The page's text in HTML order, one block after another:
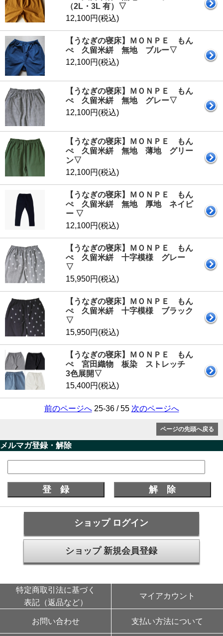
（2L・3L 有）▽
12,100円(税込)
【うなぎの寝床】ＭＯＮＰＥ もん
ぺ 久留米絣 無地 ブルー▽
12,100円(税込)
【うなぎの寝床】ＭＯＮＰＥ もん
ぺ 久留米絣 無地 グレー▽
12,100円(税込)
【うなぎの寝床】ＭＯＮＰＥ もん
ぺ 久留米絣 無地 薄地 グリー
ン▽
12,100円(税込)
【うなぎの寝床】ＭＯＮＰＥ もん
ぺ 久留米絣 無地 厚地 ネイビ
ー ▽
12,100円(税込)
【うなぎの寝床】ＭＯＮＰＥ もん
ぺ 久留米絣 十字模様 グレー
▽
15,950円(税込)
【うなぎの寝床】ＭＯＮＰＥ もん
ぺ 久留米絣 十字模様 ブラック
▽
15,950円(税込)
【うなぎの寝床】ＭＯＮＰＥ もん
ぺ 宮田織物 板染 ストレッチ
3色展開▽
15,400円(税込)
前のページへ25-36 / 55 次のページへ
ページの先頭へ戻る
メルマガ登録・解除
ショップ ログイン
ショップ 新規会員登録
特定商取引法に基づく
表記（返品など）
マイアカウント
お問い合わせ 支払い方法について